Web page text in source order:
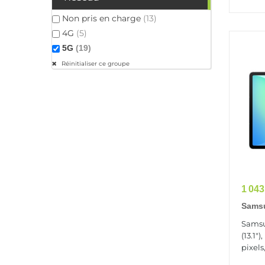
Non pris en charge (13)
4G (5)
5G (19)
Réinitialiser ce groupe
Prix
1
pixels,